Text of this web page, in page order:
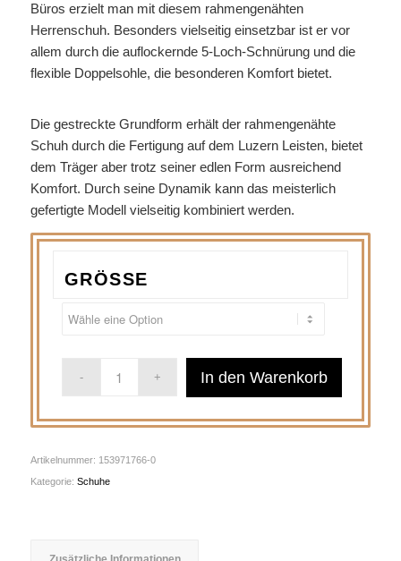
Büros erzielt man mit diesem rahmengenähten
Herrenschuh. Besonders vielseitig einsetzbar ist er vor
allem durch die auflockernde 5-Loch-Schnürung und die
flexible Doppelsohle, die besonderen Komfort bietet.
Die gestreckte Grundform erhält der rahmengenähte
Schuh durch die Fertigung auf dem Luzern Leisten, bietet
dem Träger aber trotz seiner edlen Form ausreichend
Komfort. Durch seine Dynamik kann das meisterlich
gefertigte Modell vielseitig kombiniert werden.
GRÖSSE
In den Warenkorb
Artikelnummer: 153971766-0
Kategorie: Schuhe